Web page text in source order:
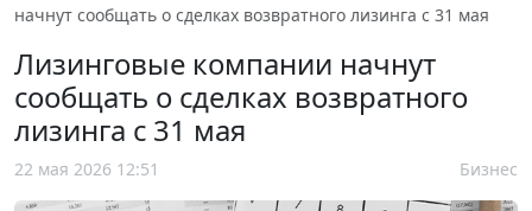
начнут сообщать о сделках возвратного лизинга с 31 мая
Лизинговые компании начнут
сообщать о сделках возвратного
лизинга с 31 мая
22 мая 2026 12:51 Бизнес